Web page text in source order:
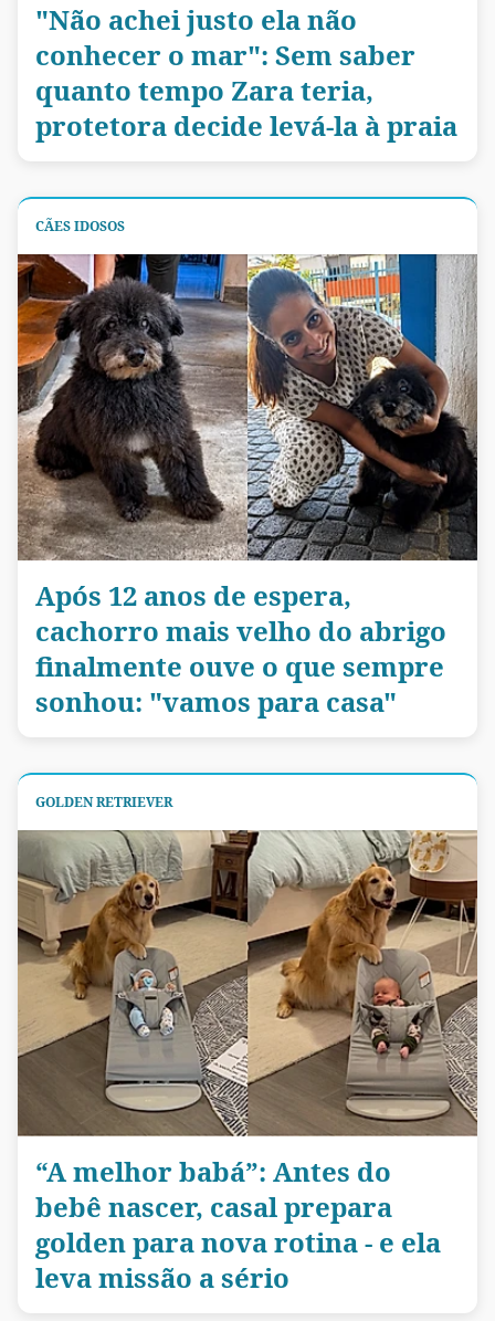
"Não achei justo ela não
conhecer o mar": Sem saber
quanto tempo Zara teria,
protetora decide levá-la à praia
CÃES IDOSOS
Após 12 anos de espera,
cachorro mais velho do abrigo
finalmente ouve o que sempre
sonhou: "vamos para casa"
GOLDEN RETRIEVER
“A melhor babá”: Antes do
bebê nascer, casal prepara
golden para nova rotina - e ela
leva missão a sério